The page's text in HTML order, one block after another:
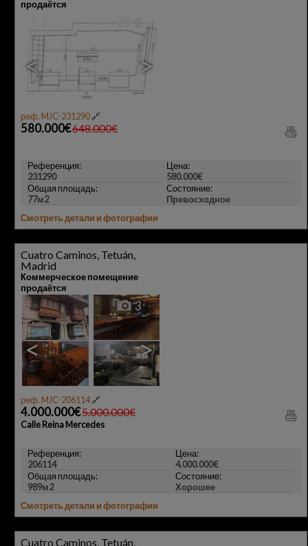
продаётся
< >
2
реф. MJC-231290🔗
580.000€648.000€
Референция:
231290
Цена:
580.000€
Общая площадь:
77м2
Состояние:
Превосходное
Смотреть детали и фотографии
Cuatro Caminos, Tetuán,
Madrid
Коммерческое помещение
продаётся
< >
3
реф. MJC-206114🔗
4.000.000€5.000.000€
Calle Reina Mercedes
Референция:
206114
Цена:
4.000.000€
Общая площадь:
989м2
Состояние:
Хорошее
Смотреть детали и фотографии
Cuatro Caminos, Tetuán,